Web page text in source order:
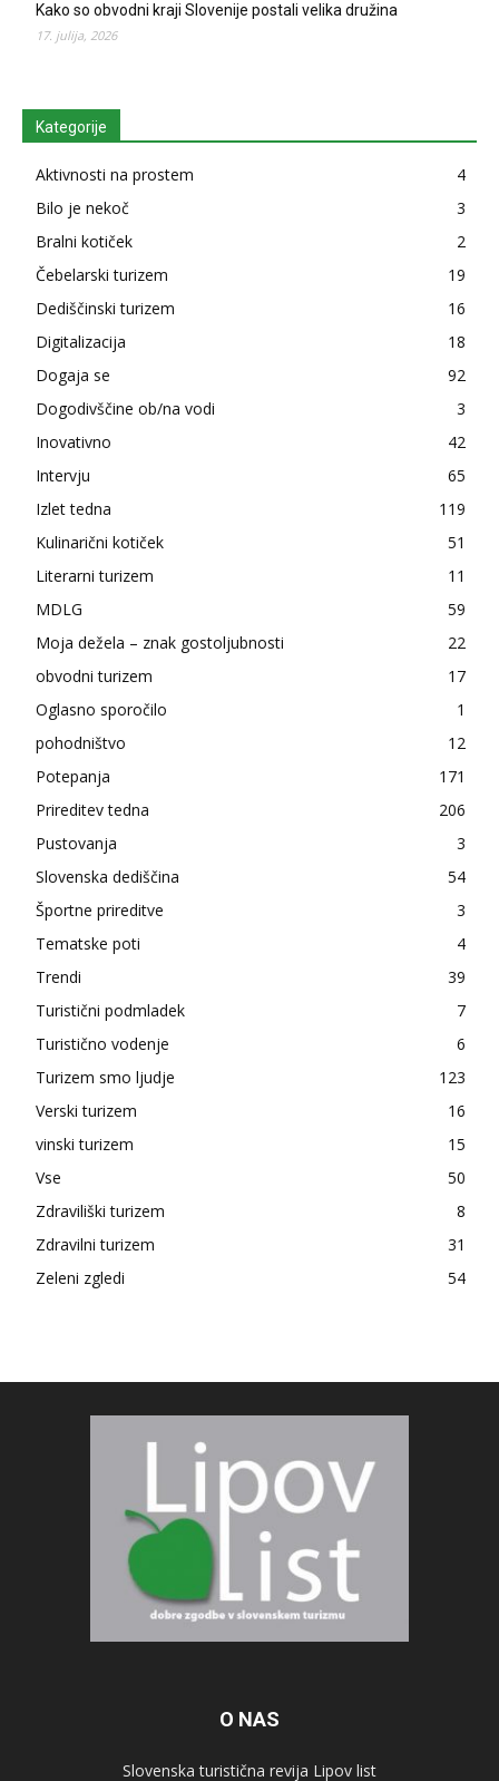
Kako so obvodni kraji Slovenije postali velika družina
17. julija, 2026
Kategorije
Aktivnosti na prostem
4
Bilo je nekoč
3
Bralni kotiček
2
Čebelarski turizem
19
Dediščinski turizem
16
Digitalizacija
18
Dogaja se
92
Dogodivščine ob/na vodi
3
Inovativno
42
Intervju
65
Izlet tedna
119
Kulinarični kotiček
51
Literarni turizem
11
MDLG
59
Moja dežela – znak gostoljubnosti
22
obvodni turizem
17
Oglasno sporočilo
1
pohodništvo
12
Potepanja
171
Prireditev tedna
206
Pustovanja
3
Slovenska dediščina
54
Športne prireditve
3
Tematske poti
4
Trendi
39
Turistični podmladek
7
Turistično vodenje
6
Turizem smo ljudje
123
Verski turizem
16
vinski turizem
15
Vse
50
Zdraviliški turizem
8
Zdravilni turizem
31
Zeleni zgledi
54
O NAS
Slovenska turistična revija Lipov list